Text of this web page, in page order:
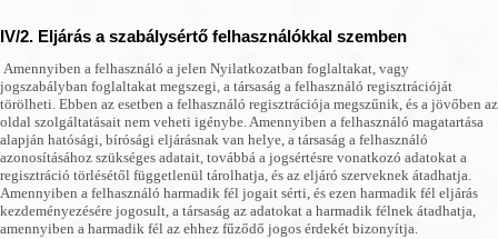
IV/2. Eljárás a szabálysértő felhasználókkal szemben
Amennyiben a felhasználó a jelen Nyilatkozatban foglaltakat, vagy
jogszabályban foglaltakat megszegi, a társaság a felhasználó regisztrációját
törölheti. Ebben az esetben a felhasználó regisztrációja megszűnik, és a jövőben az
oldal szolgáltatásait nem veheti igénybe. Amennyiben a felhasználó magatartása
alapján hatósági, bírósági eljárásnak van helye, a társaság a felhasználó
azonosításához szükséges adatait, továbbá a jogsértésre vonatkozó adatokat a
regisztráció törlésétől függetlenül tárolhatja, és az eljáró szerveknek átadhatja.
Amennyiben a felhasználó harmadik fél jogait sérti, és ezen harmadik fél eljárás
kezdeményezésére jogosult, a társaság az adatokat a harmadik félnek átadhatja,
amennyiben a harmadik fél az ehhez fűződő jogos érdekét bizonyítja.